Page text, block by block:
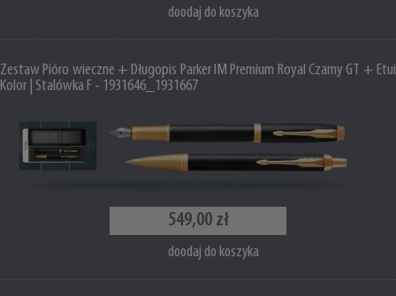
doodaj do koszyka
Zestaw Pióro wieczne + Długopis Parker IM Premium Royal Czarny GT + Etui
Kolor | Stalówka F - 1931646_1931667
549,00 zł
doodaj do koszyka